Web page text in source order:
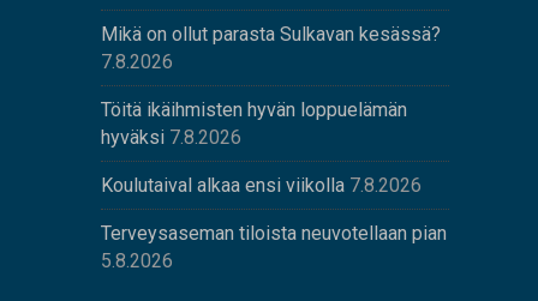
Mikä on ollut parasta Sulkavan kesässä?
7.8.2026
Töitä ikäihmisten hyvän loppuelämän
hyväksi 7.8.2026
Koulutaival alkaa ensi viikolla 7.8.2026
Terveysaseman tiloista neuvotellaan pian
5.8.2026